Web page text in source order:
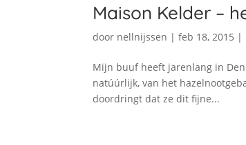
Maison Kelder –
door nellnijssen |feb 18, 2015 |
Mijn buuf heeft jarenlang in
natúúrlijk, van het
doordringt dat ze dit fijne...